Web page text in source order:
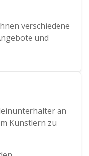
verschiedene
und
an
Künstlern zu